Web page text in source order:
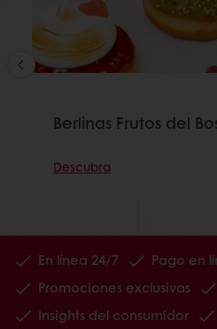
Berlinas Frutos del
Descubra
En línea 24/7
Pago en
Promociones exclusivas
Insights del consumidor